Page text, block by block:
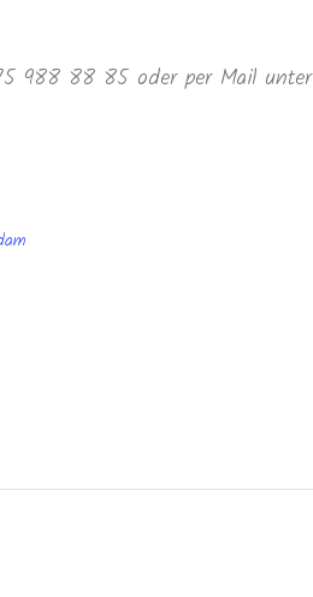
988 88 85 oder per Mail unter